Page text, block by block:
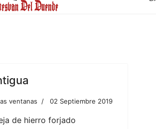
ventanas 02 Septiembre 2019
de hierro forjado